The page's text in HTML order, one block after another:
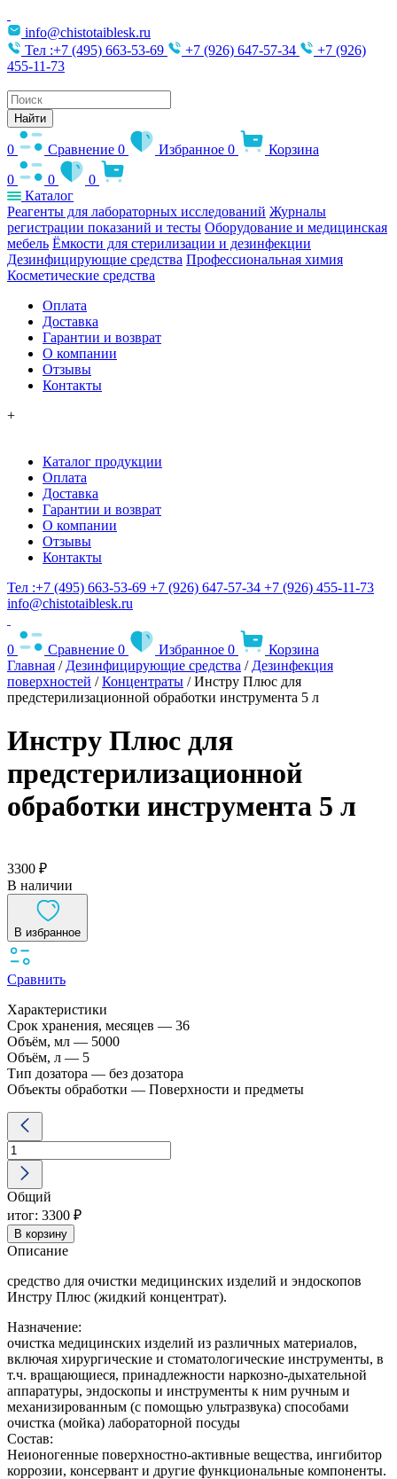
info@chistotaiblesk.ru
Тел :+7 (495) 663-53-69
+7 (926) 647-57-34
+7 (926)
455-11-73
Поиск
товаров
Найти
0 Сравнение 0 Избранное 0
Корзина
0
0
0
Каталог
Реагенты для лабораторных исследований Журналы
регистрации показаний и тесты Оборудование и медицинская
мебель Ёмкости для стерилизации и дезинфекции
Дезинфицирующие средства Профессиональная химия
Косметические средства
Оплата
Доставка
Гарантии и возврат
О компании
Отзывы
Контакты
+
Каталог продукции
Оплата
Доставка
Гарантии и возврат
О компании
Отзывы
Контакты
Тел :+7 (495) 663-53-69 +7 (926) 647-57-34 +7 (926) 455-11-73
info@chistotaiblesk.ru
0 Сравнение 0 Избранное 0
Корзина
Главная / Дезинфицирующие средства / Дезинфекция
поверхностей /Концентраты / Инстру Плюс для
предстерилизационной обработки инструмента 5 л
Инстру Плюс для
предстерилизационной
обработки инструмента 5 л
3300 ₽
В наличии
В избранное
Сравнить
Характеристики
Срок хранения, месяцев — 36
Объём, мл — 5000
Объём, л — 5
Тип дозатора — без дозатора
Объекты обработки — Поверхности и предметы
Количество
товара
Инстру
Плюс
для
предстерилизационной
обработки
инструмента
5
Общий
итог: 3300 ₽
В корзину
Описание
средство для очистки медицинских изделий и эндоскопов
Инстру Плюс (жидкий концентрат).
Назначение:
очистка медицинских изделий из различных материалов,
включая хирургические и стоматологические инструменты, в
т.ч. вращающиеся, принадлежности наркозно-дыхательной
аппаратуры, эндоскопы и инструменты к ним ручным и
механизированным (с помощью ультразвука) способами
очистка (мойка) лабораторной посуды
Состав:
Неионогенные поверхностно-активные вещества, ингибитор
коррозии, консервант и другие функциональные компоненты.